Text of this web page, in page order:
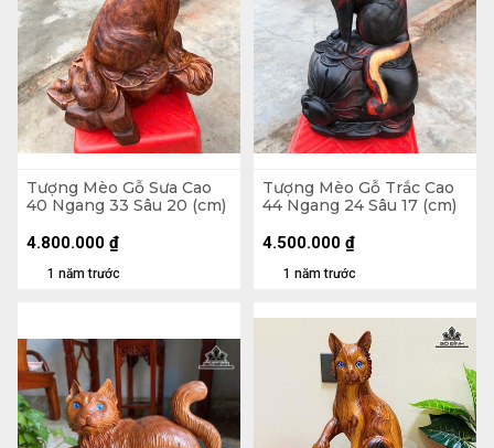
Tượng Mèo Gỗ Sưa Cao
40 Ngang 33 Sâu 20 (cm)
1 năm trước
4.800.000 ₫
Tượng Mèo Gỗ Trắc Cao
44 Ngang 24 Sâu 17 (cm)
1 năm trước
4.500.000 ₫